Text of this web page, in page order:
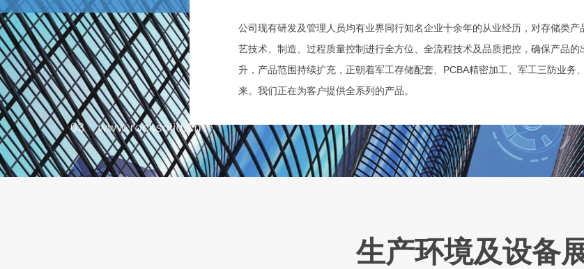
公司现有研发及管理人员均有业界同行知名企业十余年的从业经历，对存储类
艺技术、制造、过程质量控制进行全方位、全流程技术及品质把控，确保产品
升，产品范围持续扩充，正朝着军工存储配套、PCBA精密加工、军工三防业务
来。我们正在为客户提供全系列的产品。
公司秉承“技术创新、开拓进取、客户至上”的理念，关注电子行业发展趋势，
借超前的设计、专业的品质、合理的价格、卓越的服务，为客户提供满意的产品
生产环境及设备